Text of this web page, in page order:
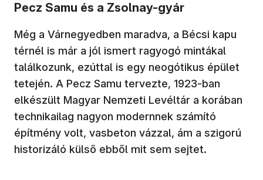
Pecz Samu és a Zsolnay-gyár
Még a Várnegyedben maradva, a Bécsi kapu
térnél is már a jól ismert ragyogó mintákal
találkozunk, ezúttal is egy neogótikus épület
tetején. A Pecz Samu tervezte, 1923-ban
elkészült Magyar Nemzeti Levéltár a korában
technikailag nagyon modernnek számító
építmény volt, vasbeton vázzal, ám a szigorú
historizáló külső ebből mit sem sejtet.